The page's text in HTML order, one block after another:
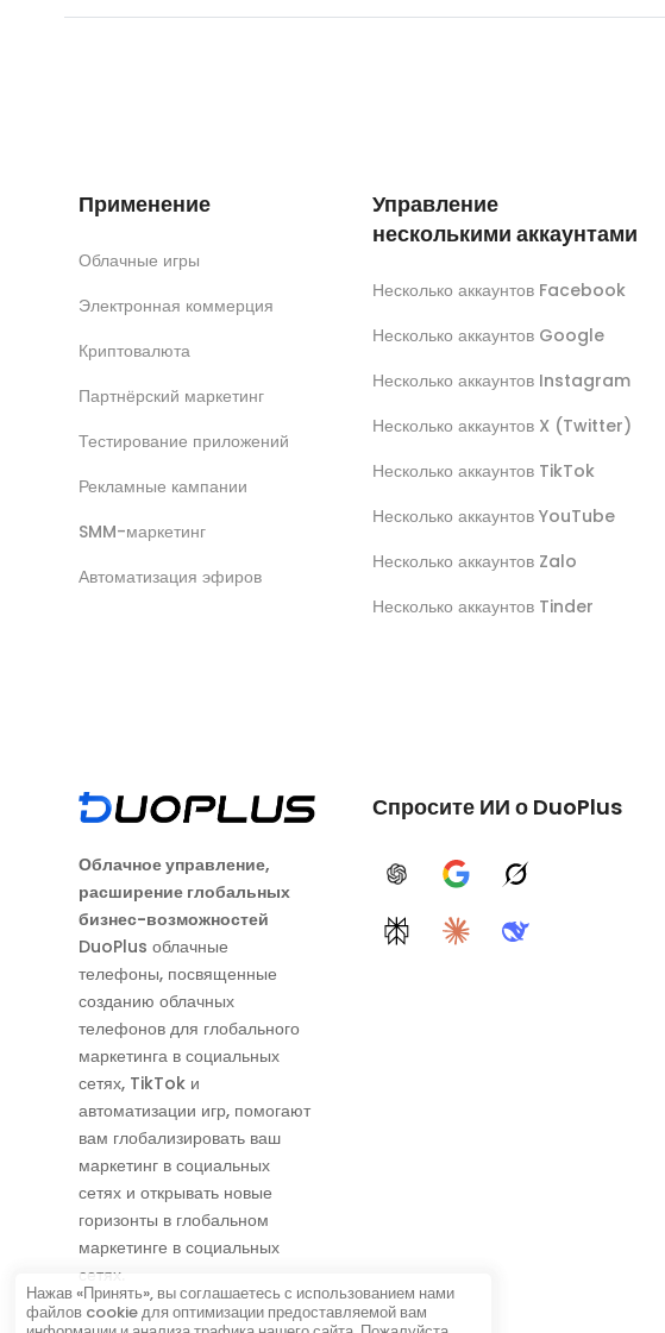
Применение
Облачные игры
Электронная коммерция
Криптовалюта
Партнёрский маркетинг
Тестирование приложений
Рекламные кампании
SMM-маркетинг
Автоматизация эфиров
Управление
несколькими аккаунтами
Несколько аккаунтов Facebook
Несколько аккаунтов Google
Несколько аккаунтов Instagram
Несколько аккаунтов X (Twitter)
Несколько аккаунтов TikTok
Несколько аккаунтов YouTube
Несколько аккаунтов Zalo
Несколько аккаунтов Tinder
Облачное управление,
расширение глобальных
бизнес-возможностей
DuoPlus облачные
телефоны, посвященные
созданию облачных
телефонов для глобального
маркетинга в социальных
сетях, TikTok и
автоматизации игр, помогают
вам глобализировать ваш
маркетинг в социальных
сетях и открывать новые
горизонты в глобальном
маркетинге в социальных
сетях.
Спросите ИИ о DuoPlus
ChatGPTGoogle AIGrok
PerplexityClaudeDeepSeek
Нажав «Принять», вы соглашаетесь с использованием нами
файлов cookie для оптимизации предоставляемой вам